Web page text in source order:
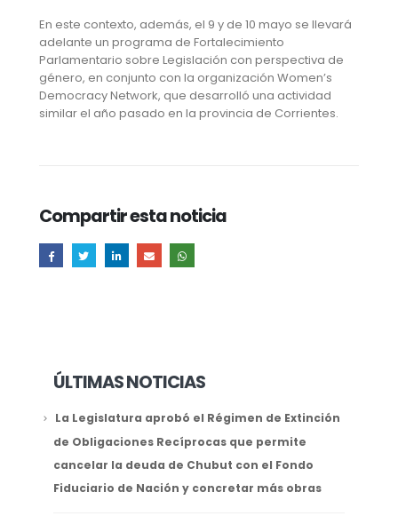
En este contexto, además, el 9 y de 10 mayo se llevará
adelante un programa de Fortalecimiento
Parlamentario sobre Legislación con perspectiva de
género, en conjunto con la organización Women’s
Democracy Network, que desarrolló una actividad
similar el año pasado en la provincia de Corrientes.
Compartir esta noticia
ÚLTIMAS NOTICIAS
La Legislatura aprobó el Régimen de Extinción
de Obligaciones Recíprocas que permite
cancelar la deuda de Chubut con el Fondo
Fiduciario de Nación y concretar más obras